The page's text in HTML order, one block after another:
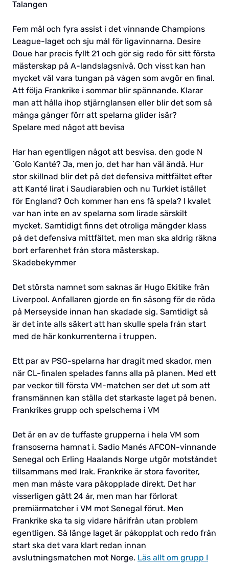
Talangen
Fem mål och fyra assist i det vinnande Champions
League-laget och sju mål för ligavinnarna. Desire
Doue har precis fyllt 21 och gör sig redo för sitt första
mästerskap på A-landslagsnivå. Och visst kan han
mycket väl vara tungan på vågen som avgör en final.
Att följa Frankrike i sommar blir spännande. Klarar
man att hålla ihop stjärnglansen eller blir det som så
många gånger förr att spelarna glider isär?
Spelare med något att bevisa
Har han egentligen något att besvisa, den gode N
´Golo Kanté? Ja, men jo, det har han väl ändå. Hur
stor skillnad blir det på det defensiva mittfältet efter
att Kanté lirat i Saudiarabien och nu Turkiet istället
för England? Och kommer han ens få spela? I kvalet
var han inte en av spelarna som lirade särskilt
mycket. Samtidigt finns det otroliga mängder klass
på det defensiva mittfältet, men man ska aldrig räkna
bort erfarenhet från stora mästerskap.
Skadebekymmer
Det största namnet som saknas är Hugo Ekitike från
Liverpool. Anfallaren gjorde en fin säsong för de röda
på Merseyside innan han skadade sig. Samtidigt så
är det inte alls säkert att han skulle spela från start
med de här konkurrenterna i truppen.
Ett par av PSG-spelarna har dragit med skador, men
när CL-finalen spelades fanns alla på planen. Med ett
par veckor till första VM-matchen ser det ut som att
fransmännen kan ställa det starkaste laget på benen.
Frankrikes grupp och spelschema i VM
Det är en av de tuffaste grupperna i hela VM som
fransoserna hamnat i. Sadio Manés AFCON-vinnande
Senegal och Erling Haalands Norge utgör motståndet
tillsammans med Irak. Frankrike är stora favoriter,
men man måste vara påkopplade direkt. Det har
visserligen gått 24 år, men man har förlorat
premiärmatcher i VM mot Senegal förut. Men
Frankrike ska ta sig vidare härifrån utan problem
egentligen. Så länge laget är påkopplat och redo från
start ska det vara klart redan innan
avslutningsmatchen mot Norge. Läs allt om grupp I